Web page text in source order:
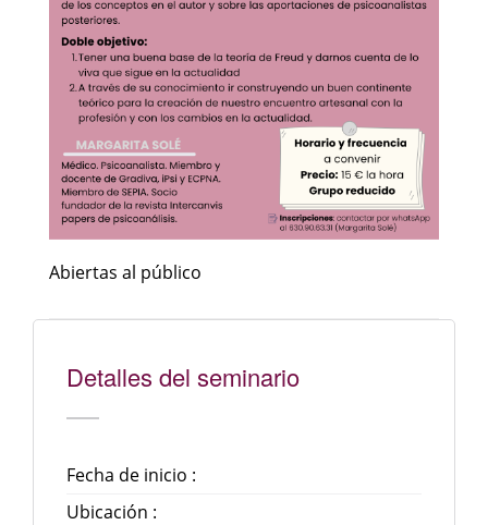
Abiertas al público
Detalles del seminario
Fecha de inicio :
Ubicación :